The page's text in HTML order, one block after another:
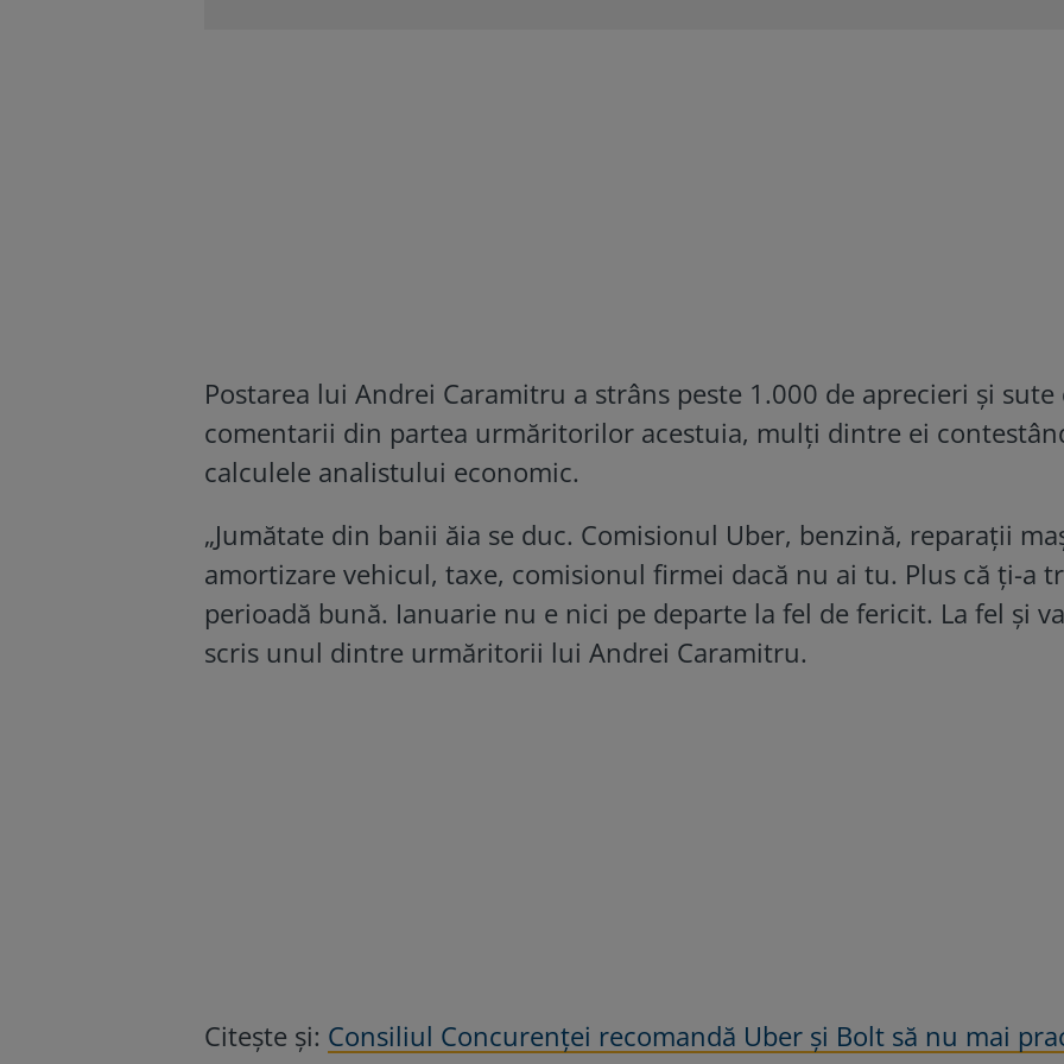
Postarea lui Andrei Caramitru a strâns peste 1.000 de aprecieri și sute
comentarii din partea urmăritorilor acestuia, mulţi dintre ei
calculele analistului economic.
„Jumătate din banii ăia se duc. Comisionul Uber, benzină, reparații
amortizare vehicul, taxe, comisionul firmei dacă nu ai tu. Plus că ți-a
perioadă bună. Ianuarie nu e nici pe departe la fel de fericit. La fel și
scris unul dintre urmăritorii lui Andrei Caramitru.
Citeşte şi: Consiliul Concurenței recomandă Uber și Bolt să nu mai